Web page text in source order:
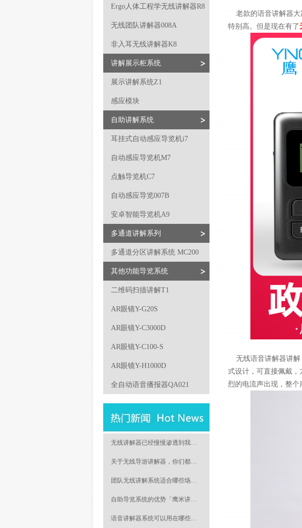
Ergo人体工程学无线讲解器R8
无线团队讲解器008A
非入耳无线讲解器K8
讲解展示柜系统
展示讲解系统Z1
感应模块
自助讲解系统
耳挂式自动感应导览机i7
自动感应导览机M7
点触导览机C7
自动感应导览007B
安卓智能导览机A9
多通道讲解系列
多通道分区讲解系统 MC200
其他功能导览系统
二维码扫描讲解T1
AR眼镜Y-G20S
AR眼镜Y-C3000D
AR眼镜Y-C100-S
AR眼镜Y-H1000D
全自动语音播报器QA021
无线讲解器已经慢慢渗透到我…
关于无线导游讲解器，你们都…
团队无线讲解系统适合哪些场…
自助导览系统的优势「鹰米讲…
语音讲解器系统可以用在哪些…
老款的语音讲解器大
特别高。但是现在有了
无线语音讲解器讲解
式设计，可直接佩戴
烈的电流声出现，整个